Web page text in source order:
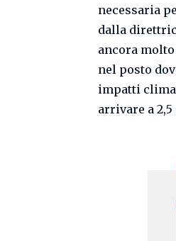
necessaria
dalla
ancora
nel posto
impatti
arrivare a